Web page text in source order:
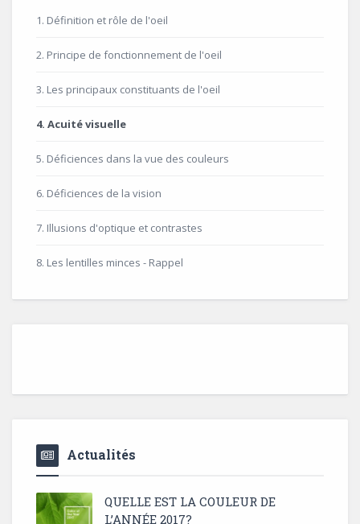
1. Définition et rôle de l'oeil
2. Principe de fonctionnement de l'oeil
3. Les principaux constituants de l'oeil
4. Acuité visuelle
5. Déficiences dans la vue des couleurs
6. Déficiences de la vision
7. Illusions d'optique et contrastes
8. Les lentilles minces - Rappel
Actualités
QUELLE EST LA COULEUR DE
L’ANNÉE 2017?